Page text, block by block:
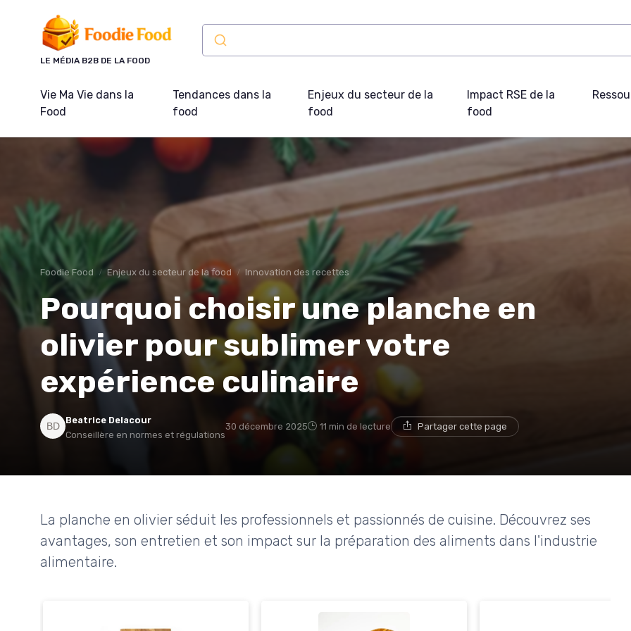
LE MÉDIA B2B DE LA FOOD
Vie Ma Vie dans la
Food
Tendances dans la
food
Enjeux du secteur de la
food
Impact RSE de la
food
Foodie Food Enjeux du secteur de la food Innovation des recettes
Pourquoi choisir une planche en
olivier pour sublimer votre
expérience culinaire
Beatrice Delacour
Conseillère en normes et régulations
30 décembre 2025 11 min de lecture Partager cette page
La planche en olivier séduit les professionnels et passionnés de cuisine. Découvrez ses
avantages, son entretien et son impact sur la préparation des aliments dans l'industrie
alimentaire.